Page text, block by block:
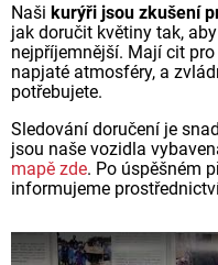
Naši kurýři jsou zkušení
jak doručit květiny tak,
nejpříjemnější. Mají cit
napjaté atmosféry, a
potřebujete.
Sledování doručení je
jsou naše vozidla
mapě zde. Po úspěšném
informujeme